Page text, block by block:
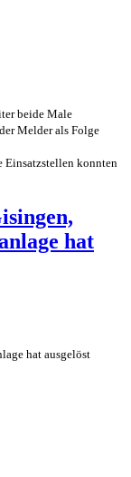
beide Male
Melder als Folge
Einsatzstellen konnten
hat
hat ausgelöst